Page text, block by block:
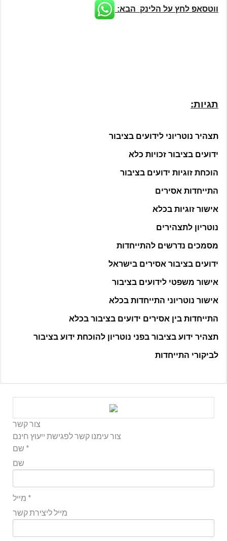
ווטסאפ לחץ על הלינק הבא:
תגיות:
תצהיר נוטריוני לידועים בציבור
ידועים בציבור זכויות כלא
הוכחת זוגיות ידועים בציבור
התייחדות אסירים
אישור זוגיות בכלא
נוטריון לתצהירים
מסמכים נדרשים להתייחדות
ידועים בציבור אסירים בישראל
אישור משפטי לידועים בציבור
אישור נוטריוני התייחדות בכלא
התייחדות בין אסירים ידועים בציבור בכלא
תצהיר ידוע בציבור בפני נוטריון להוכחת ידוע בציבור
לביקורי התייחדות
צור קשר
צור עימנו קשר לפגישת ייעוץ חינם
*
שם
*
מייל ליצירת קשר